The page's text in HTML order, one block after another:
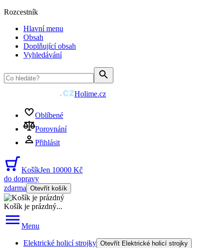
Rozcestník
Hlavní menu
Obsah
Doplňující obsah
Vyhledávání
Holime.cz
Oblíbené
Porovnání
Přihlásit
KošíkJen 10000 Kč
do dopravy
zdarma Otevřít košík
Košík je prázdný...
Menu
Elektrické holicí strojky Otevřít Elektrické holicí strojky